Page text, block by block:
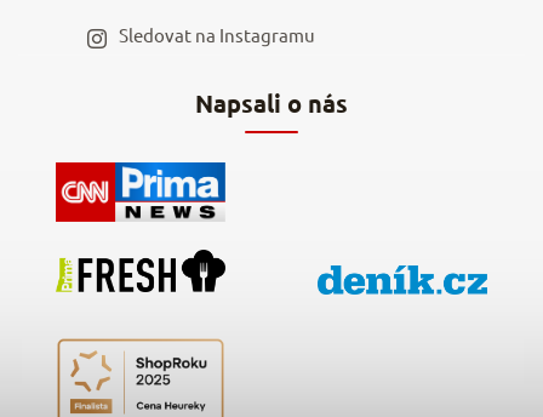
Napsali o nás
Sledovat na Instagramu
Hodnocení obchodu